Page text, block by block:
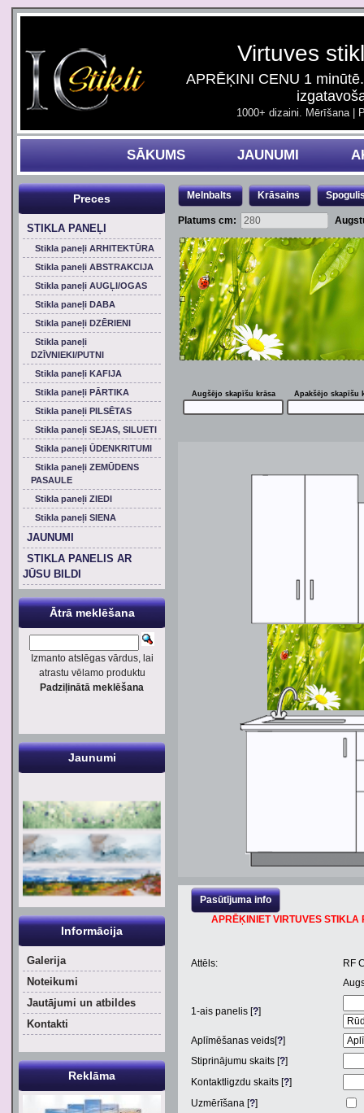
Virtuves
APRĒĶINI CENU 1
1000+ dizaini. Mērīšana |
SĀKUMS JAUNUMI
Melnbalts Krāsains
Platums cm:
Augšējo skapīšu krāsa Apakšējo skapīšu
Pasūtījuma info
APRĒĶINIET VIRTUVES
Attēls:
RF
1-ais panelis [?]
Aplīmēšanas veids[?]
Stiprinājumu skaits [?]
Kontaktligzdu skaits [?]
Uzmērīšana [?]
Preces
STIKLA PANEĻI
Stikla paneļi ARHITEKTŪRA
Stikla paneļi ABSTRAKCIJA
Stikla paneļi AUGĻI/OGAS
Stikla paneļi DABA
Stikla paneļi DZĒRIENI
Stikla paneļi
DZĪVNIEKI/PUTNI
Stikla paneļi KAFIJA
Stikla paneļi PĀRTIKA
Stikla paneļi PILSĒTAS
Stikla paneļi SEJAS, SILUETI
Stikla paneļi ŪDENKRITUMI
Stikla paneļi ZEMŪDENS
PASAULE
Stikla paneļi ZIEDI
Stikla paneļi SIENA
JAUNUMI
STIKLA PANELIS AR
JŪSU BILDI
Ātrā meklēšana
Izmanto atslēgas vārdus, lai
atrastu vēlamo produktu
Padziļinātā meklēšana
Jaunumi
Informācija
Galerija
Noteikumi
Jautājumi un atbildes
Kontakti
Reklāma